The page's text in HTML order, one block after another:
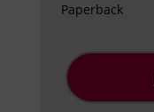
Paperback